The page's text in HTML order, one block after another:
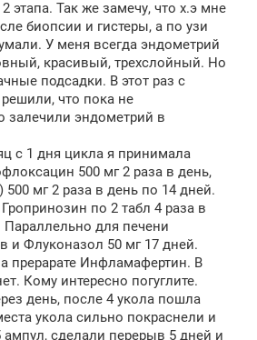
этапа. Так же замечу, что х.э мне
биопсии и гистеры, а по узи
У меня всегда эндометрий
красивый, трехслойный. Но
подсадки. В этот раз с
что пока не
залечили эндометрий в
с 1 дня цикла я принимала
500 мг 2 раза в день,
мг 2 раза в день по 14 дней.
по 2 табл 4 раза в
для печени
и Флуконазол 50 мг 17 дней.
прерарате Инфламафертин. В
Кому интересно погуглите.
день, после 4 укола пошла
укола сильно покраснели и
сделали перерыв 5 дней и